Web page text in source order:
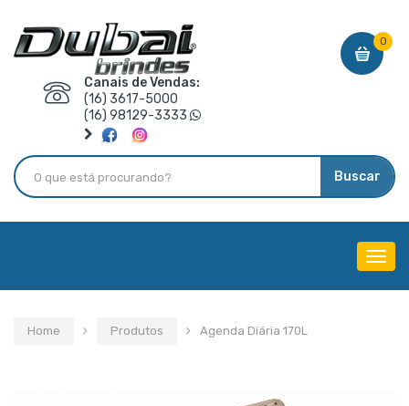
Canais de Vendas:
(16) 3617-5000
(16) 98129-3333
0
Buscar
Menu
Home
Produtos Agenda Diária 170L